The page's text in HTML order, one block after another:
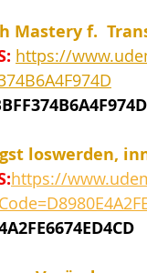
Mastery f.
https://
loswerden,
https://